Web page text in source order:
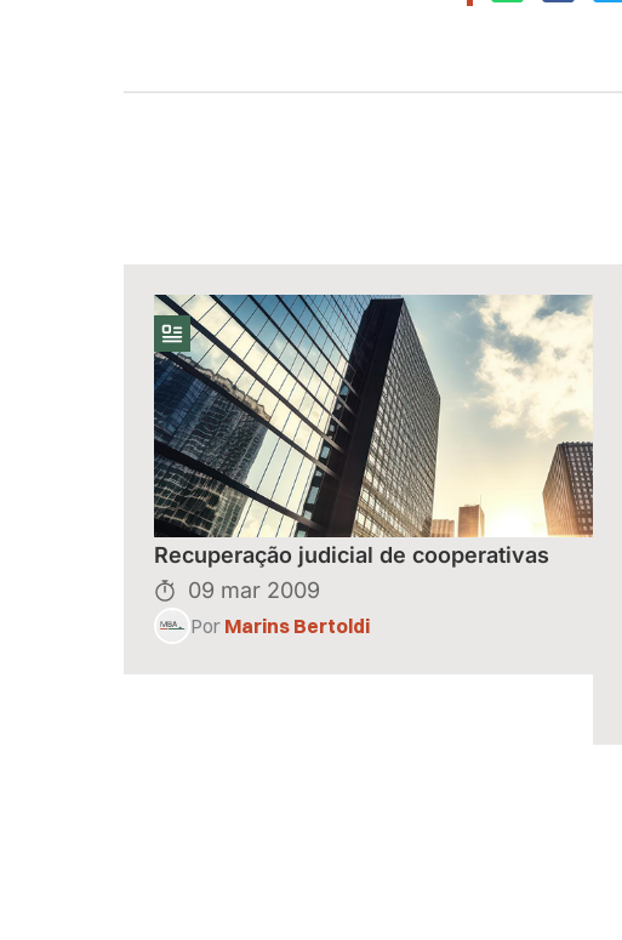
Recuperação judicial de cooperativas
09 mar 2009
Por Marins Bertoldi